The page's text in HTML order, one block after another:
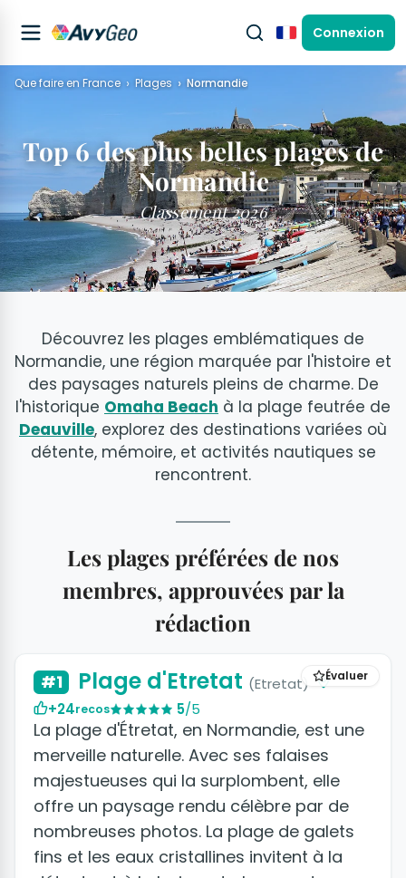
FrançaisConnexion
Que faire en France Plages Normandie
Top 6 des plus belles plages de
Normandie
Classement 2026
Découvrez les plages emblématiques de
Normandie, une région marquée par l'histoire et
des paysages naturels pleins de charme. De
l'historique Omaha Beach à la plage feutrée de
Deauville, explorez des destinations variées où
détente, mémoire, et activités nautiques se
rencontrent.
Les plages préférées de nos
membres, approuvées par la
rédaction
Évaluer
#1 Plage d'Etretat (Etretat)
+24recos 5/5
La plage d'Étretat, en Normandie, est une
merveille naturelle. Avec ses falaises
majestueuses qui la surplombent, elle
offre un paysage rendu célèbre par de
nombreuses photos. La plage de galets
fins et les eaux cristallines invitent à la